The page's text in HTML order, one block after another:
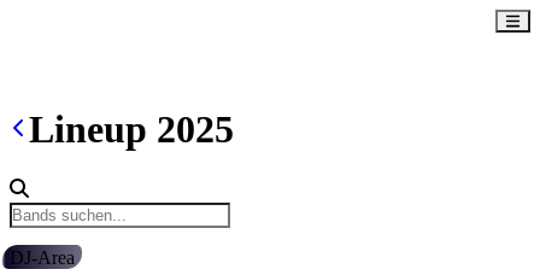
Lineup 2025
DJ-Area